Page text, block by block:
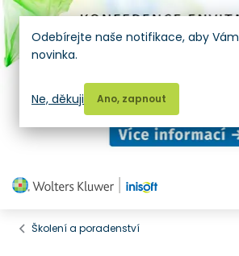
Školení a poradenství
Odebírejte naše notifikace, aby
novinka.
Ano, zapnout
Ne, děkuji